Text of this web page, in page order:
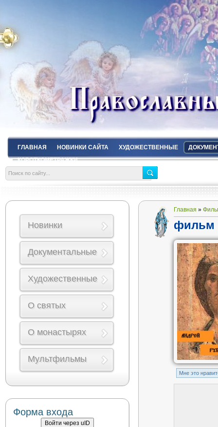
ГЛАВНАЯ НОВИНКИ САЙТА ХУДОЖЕСТВЕННЫЕ
КОРОТКОМЕТРАЖКИ
Главная »
фильм
Mне это
Новинки
Документальные
Художественные
О святых
О монастырях
Мультфильмы
Форма входа
Войти через uID